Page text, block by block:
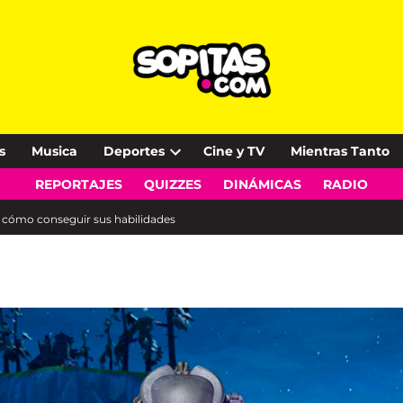
Musica Deportes
Open
dropdown
Cine y TV Mientras Tanto
REPORTAJES QUIZZES DINÁMICAS RADIO
conseguir sus habilidades